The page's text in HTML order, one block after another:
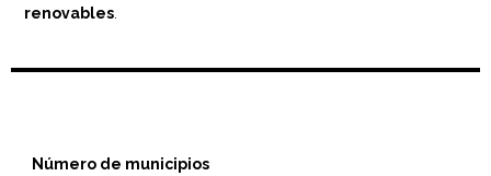
renovables
Número de municipios